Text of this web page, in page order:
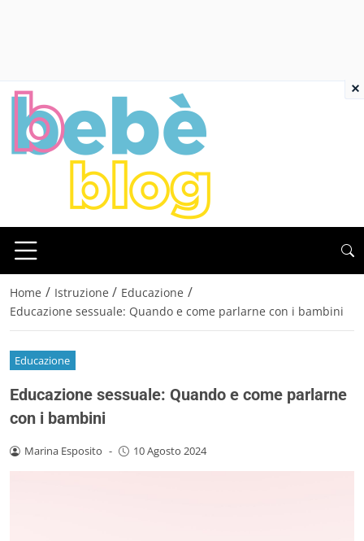
Home / Istruzione / Educazione /
Educazione sessuale: Quando e come parlarne con i bambini
Educazione
Educazione sessuale: Quando e come parlarne
con i bambini
Marina Esposito - 10 Agosto 2024
×